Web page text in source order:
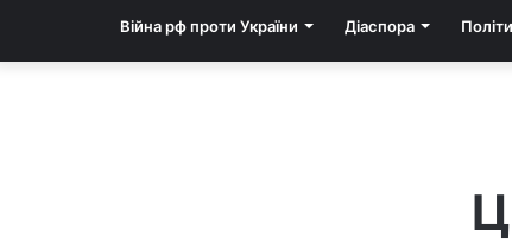
Війна рф проти України Діаспора